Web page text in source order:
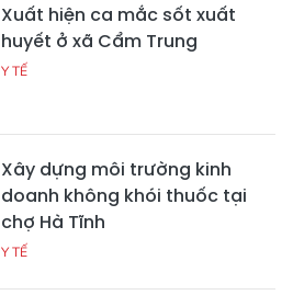
Xuất hiện ca mắc sốt xuất
huyết ở xã Cẩm Trung
Y TẾ
Xây dựng môi trường kinh
doanh không khói thuốc tại
chợ Hà Tĩnh
Y TẾ